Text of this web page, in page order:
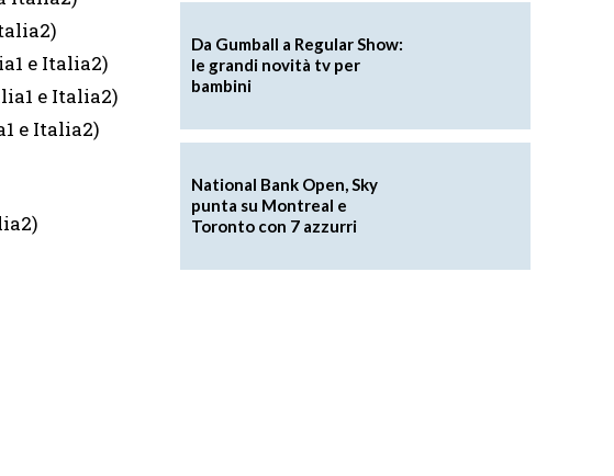
e Italia2)
e Italia2)
e Italia2)
Da Gumball a Regular Show:
le grandi novità tv per
bambini
National Bank Open, Sky
punta su Montreal e
Toronto con 7 azzurri